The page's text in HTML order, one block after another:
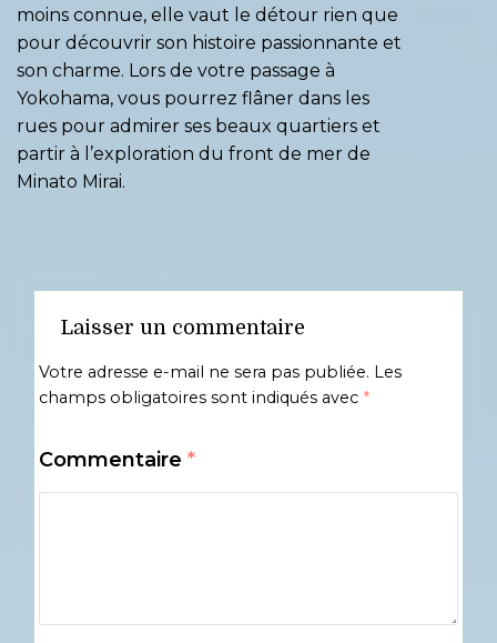
moins connue, elle vaut le détour rien que
pour découvrir son histoire passionnante et
son charme. Lors de votre passage à
Yokohama, vous pourrez flâner dans les
rues pour admirer ses beaux quartiers et
partir à l’exploration du front de mer de
Minato Mirai.
Laisser un commentaire
Votre adresse e-mail ne sera pas publiée. Les
champs obligatoires sont indiqués avec *
Commentaire *